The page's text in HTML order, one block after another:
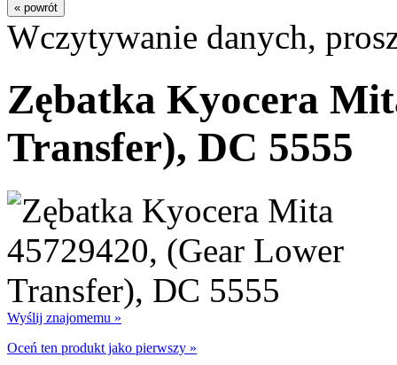
« powrót
Wczytywanie danych,
Zębatka Kyocera
Transfer), DC 5555
Wyślij znajomemu »
Oceń ten produkt jako pierwszy »